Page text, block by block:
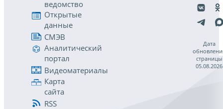
ведомство
Открытые
данные
СМЭВ
Аналитический
портал
Видеоматериалы
Карта
сайта
RSS
Дата
страницы
05.08.2026